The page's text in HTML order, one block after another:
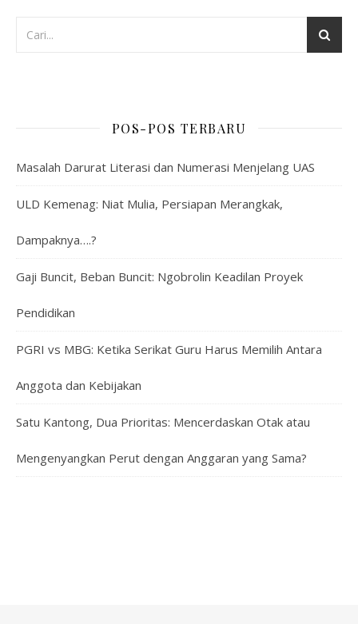
POS-POS TERBARU
Masalah Darurat Literasi dan Numerasi Menjelang UAS
ULD Kemenag: Niat Mulia, Persiapan Merangkak,
Dampaknya….?
Gaji Buncit, Beban Buncit: Ngobrolin Keadilan Proyek
Pendidikan
PGRI vs MBG: Ketika Serikat Guru Harus Memilih Antara
Anggota dan Kebijakan
Satu Kantong, Dua Prioritas: Mencerdaskan Otak atau
Mengenyangkan Perut dengan Anggaran yang Sama?